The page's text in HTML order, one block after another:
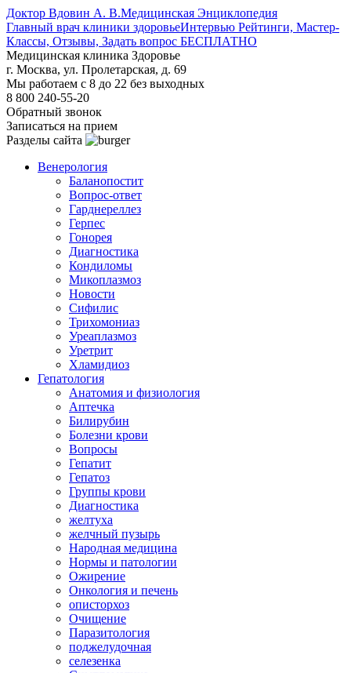
Доктор Вдовин А. В.Медицинская Энциклопедия
Главный врач клиники здоровьеИнтервью Рейтинги, Мастер-
Классы, Отзывы, Задать вопрос БЕСПЛАТНО
Медицинская клиника Здоровье
г. Москва, ул. Пролетарская, д. 69
Мы работаем с 8 до 22 без выходных
8 800 240-55-20
Обратный звонок
Записаться на прием
Разделы сайта
Венерология
Баланопостит
Вопрос-ответ
Гарднереллез
Герпес
Гонорея
Диагностика
Кондиломы
Микоплазмоз
Новости
Сифилис
Трихомониаз
Уреаплазмоз
Уретрит
Хламидиоз
Гепатология
Анатомия и физиология
Аптечка
Билирубин
Болезни крови
Вопросы
Гепатит
Гепатоз
Группы крови
Диагностика
желтуха
желчный пузырь
Народная медицина
Нормы и патологии
Ожирение
Онкология и печень
описторхоз
Очищение
Паразитология
поджелудочная
селезенка